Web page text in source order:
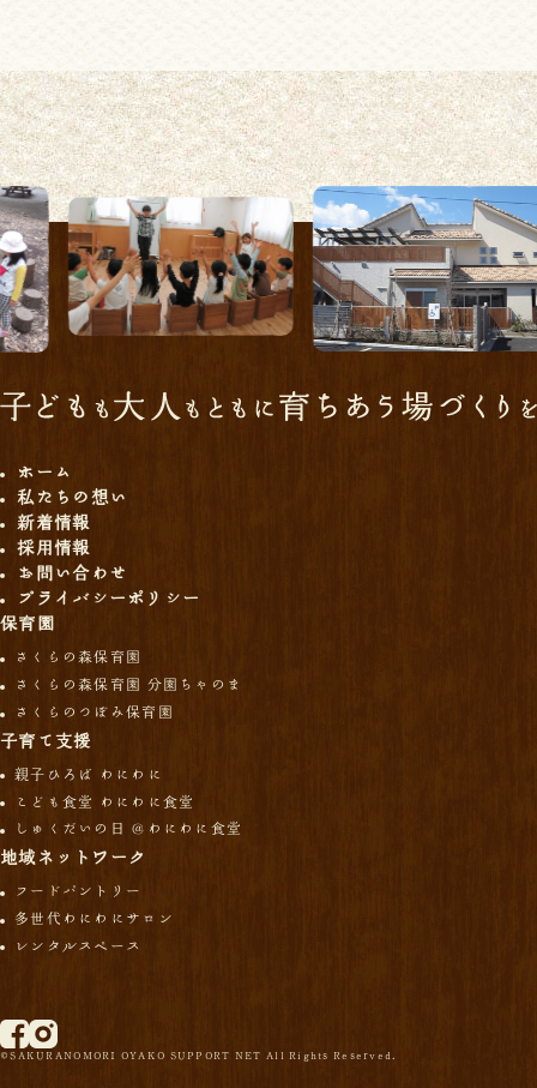
ホーム
私たちの想い
新着情報
採用情報
お問い合わせ
プライバシーポリシー
保育園
さくらの森保育園
さくらの森保育園 分園ちゃのま
さくらのつぼみ保育園
子育て支援
親子ひろば わにわに
こども食堂 わにわに食堂
しゅくだいの日 ＠わにわに食堂
地域ネットワーク
フードパントリー
多世代わにわにサロン
レンタルスペース
©SAKURANOMORI OYAKO SUPPORT NET All Rights Reserved.